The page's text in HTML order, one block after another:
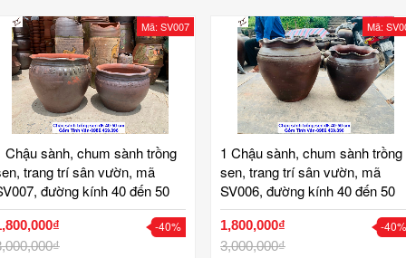
Mã: SV007
Chậu sành, chum sành trồng
trang trí sân vườn, mã
đường kính 40 đến 50
giá 1,8 đến 2 tr, bình gốm
sen đẹp, trang trí tiểu
gốm sứ bát tràng tinh vân
-40%
Mã:
1 Chậu sành, chum sành trồng
sen, trang trí sân vườn, mã
SV006, đường kính 40 đến 50
cm, bình gốm trồng sen đẹp,
trang trí tiểu cảnh, gốm sứ bát
tràng tinh vân
1,800,000₫
3,000,000₫
-40%